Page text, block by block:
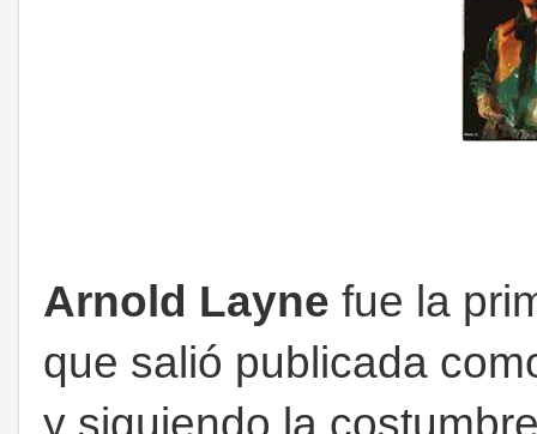
Arnold Layne fue la
que salió publicada
y siguiendo la